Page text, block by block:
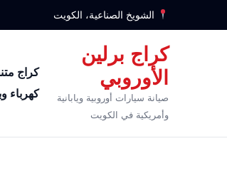
الشويخ الصناعية، الكويت
كراج برلين
الأوروبي
صيانة سيارات أوروبية ويابانية
وأمريكية في الكويت
كراج
كهرباء